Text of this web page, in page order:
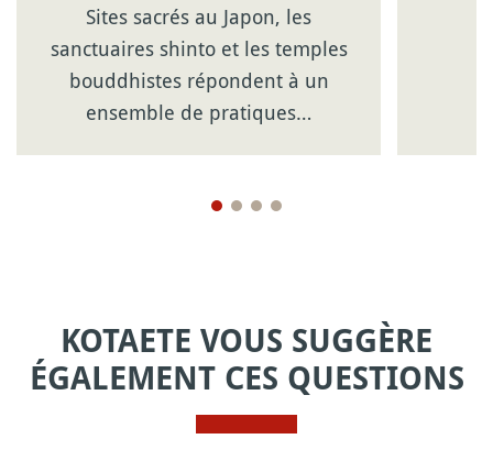
Sites sacrés au Japon, les
sanctuaires shinto et les temples
bouddhistes répondent à un
ensemble de pratiques…
KOTAETE VOUS SUGGÈRE
ÉGALEMENT CES QUESTIONS